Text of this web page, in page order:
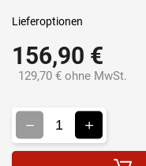
156,90 €
129,70 € ohne MwSt.
Lieferoptionen